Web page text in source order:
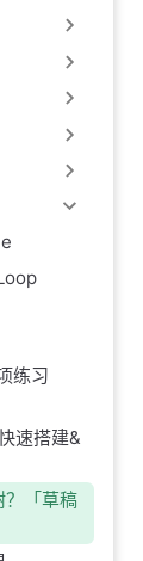
练习
速搭建&
？「草稿